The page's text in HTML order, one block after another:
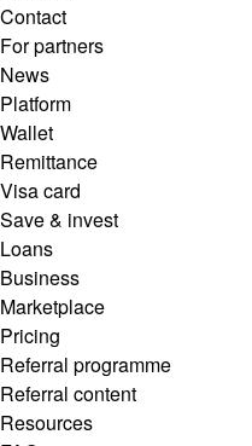
Contact
For partners
News
Platform
Wallet
Remittance
Visa card
Save & invest
Loans
Business
Marketplace
Pricing
Referral programme
Referral content
Resources